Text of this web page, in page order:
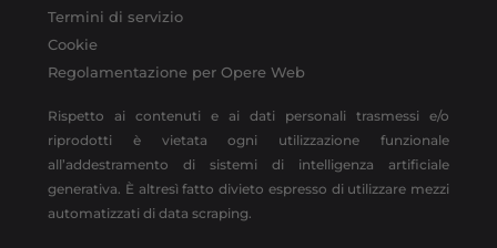
Termini di servizio
Cookie
Regolamentazione per Opere Web
Rispetto ai contenuti e ai dati personali trasmessi e/o
riprodotti è vietata ogni utilizzazione funzionale
all’addestramento di sistemi di intelligenza artificiale
generativa. È altresì fatto divieto espresso di utilizzare mezzi
automatizzati di data scraping.